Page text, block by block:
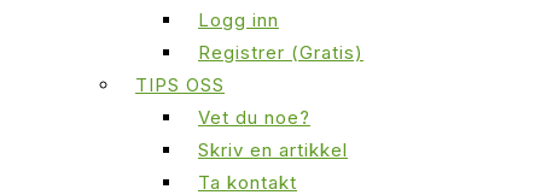
Logg inn
Registrer (Gratis)
TIPS OSS
Vet du noe?
Skriv en artikkel
Ta kontakt